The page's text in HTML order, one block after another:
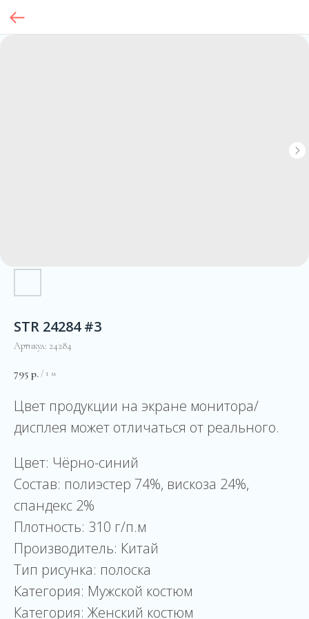
STR 24284 #3
Артикул: 24284
795 р./ 1 м
Цвет продукции на экране монитора/
дисплея может отличаться от реального.
Цвет: Чёрно-синий
Состав: полиэстер 74%, вискоза 24%,
спандекс 2%
Плотность: 310 г/п.м
Производитель: Китай
Тип рисунка: полоска
Категория: Мужской костюм
Категория: Женский костюм